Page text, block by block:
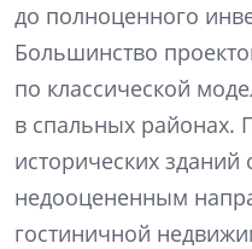
до полноценного
Большинство
по классической
в спальных районах.
исторических зданий
недооцененным
гостиничной